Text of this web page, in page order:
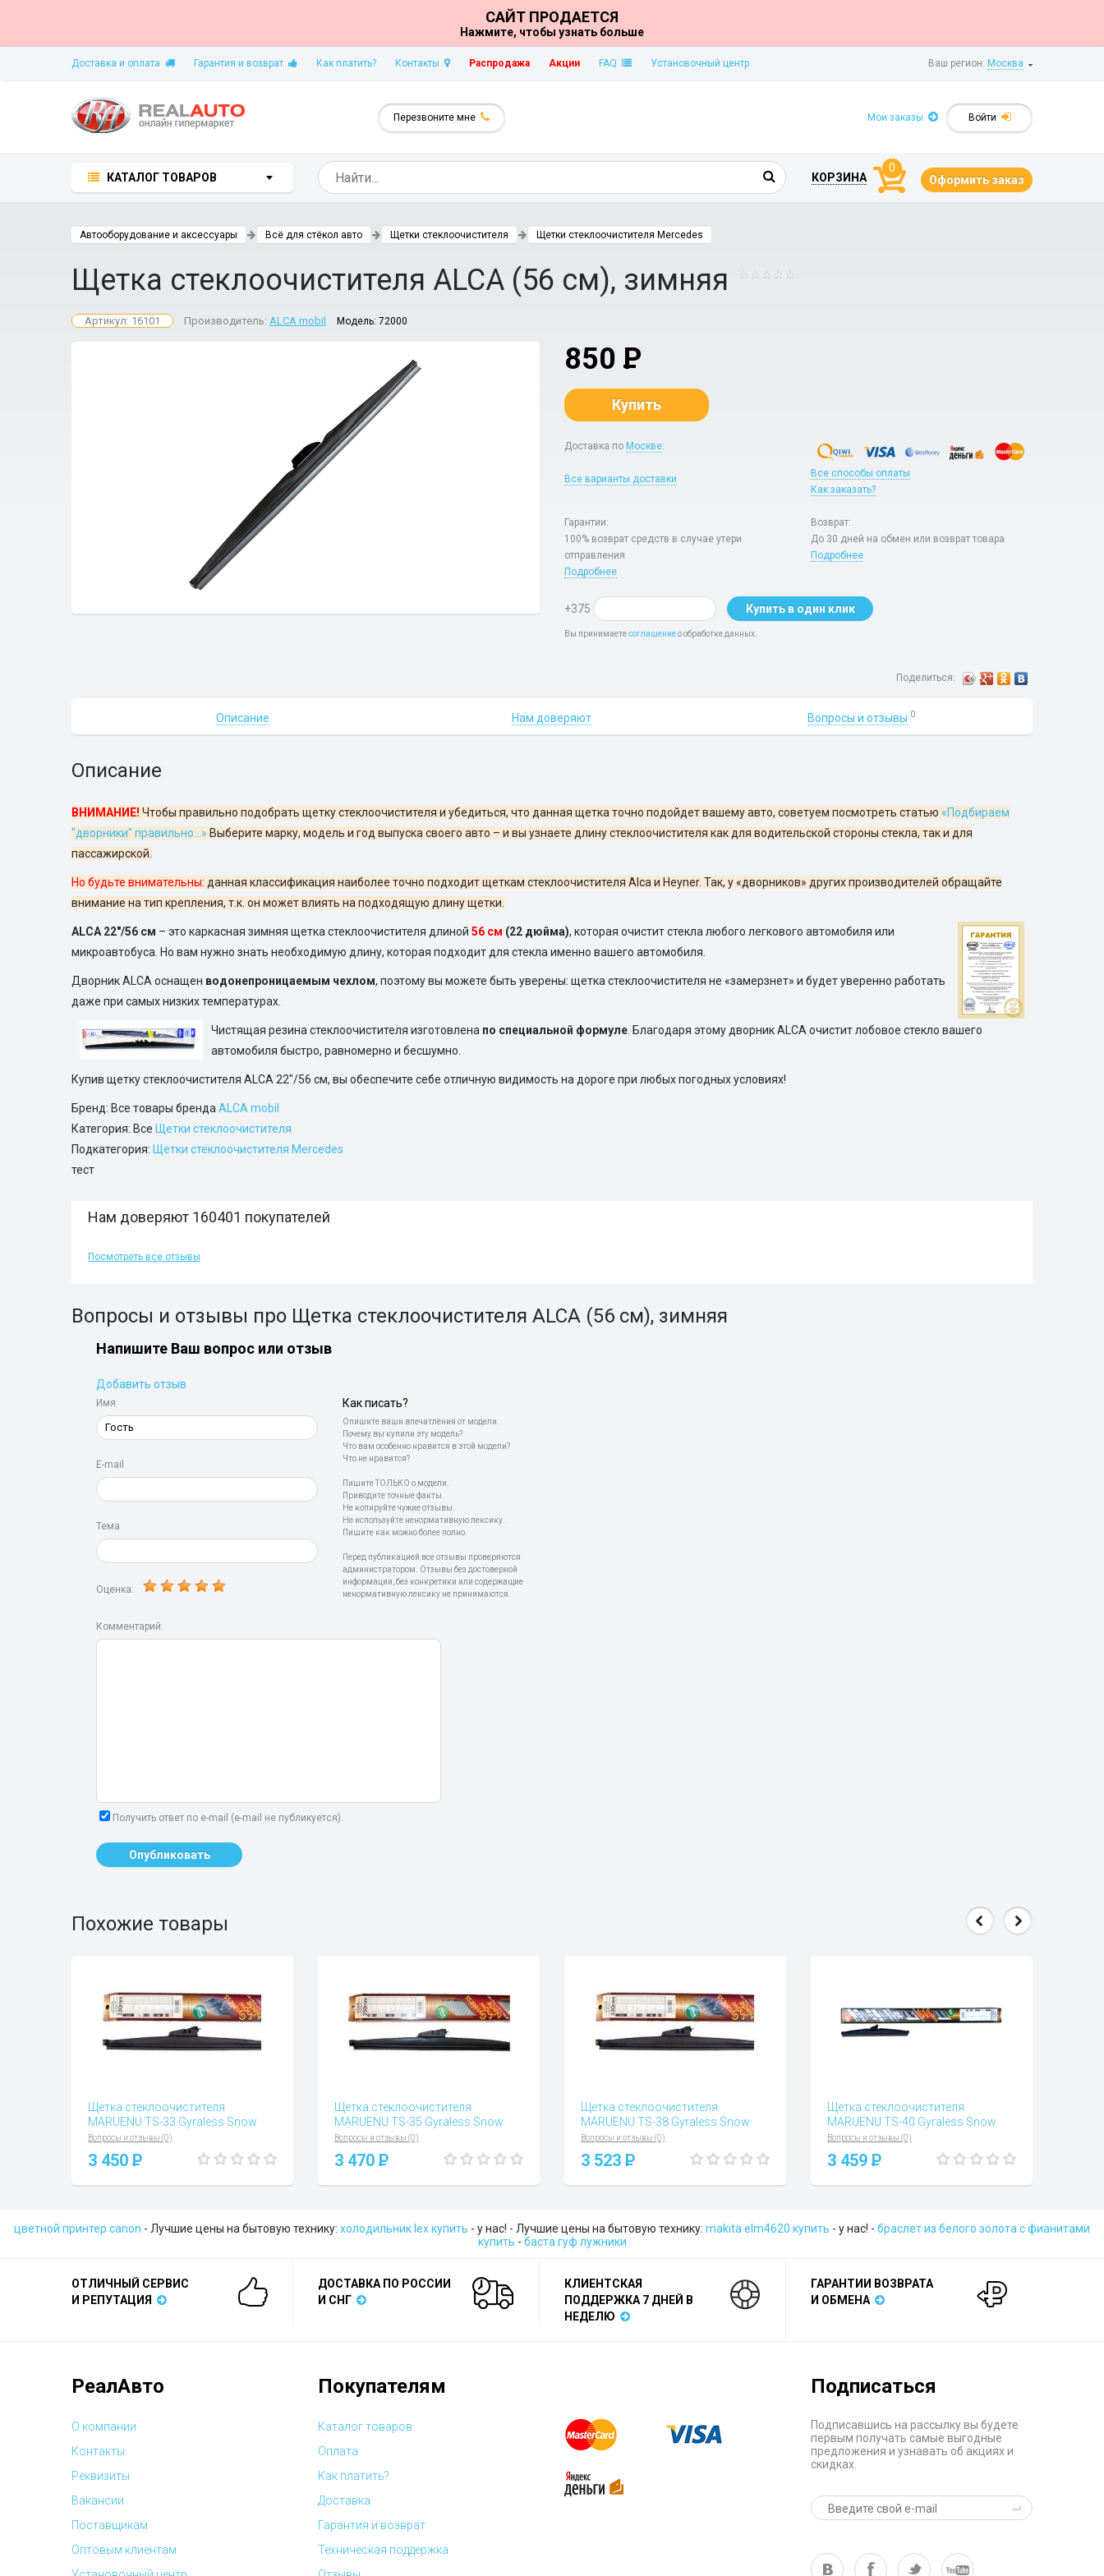
САЙТ ПРОДАЕТСЯ
Нажмите, чтобы узнать больше
Ваш регион: Москва
Доставка и оплата Гарантия и возврат Как платить? Контакты Распродажа Акции FAQ Установочный центр
Перезвоните мне Войти
Мои заказы
КАТАЛОГ ТОВАРОВ КОРЗИНА
0
Оформить заказ
Автооборудование и аксессуары Всё для стёкол авто Щетки стеклоочистителя Щетки стеклоочистителя Mercedes
Щетка стеклоочистителя ALCA (56 см), зимняя
Артикул: 16101 Производитель: ALCA mobil Модель: 72000
850 P
Купить
Доставка по Москве:
Все варианты доставки
Все способы оплаты
Как заказать?
Гарантии:
100% возврат средств в случае утери
отправления
Подробнее
Возврат:
До 30 дней на обмен или возврат товара
Подробнее
+375 Купить в один клик
Вы принимаетесоглашениео обработке данных.
Поделиться:
Описание Нам доверяют Вопросы и отзывы 0
Описание
ВНИМАНИЕ! Чтобы правильно подобрать щетку стеклоочистителя и убедиться, что данная щетка точно подойдет вашему авто, советуем посмотреть статью «Подбираем
"дворники" правильно...» Выберите марку, модель и год выпуска своего авто – и вы узнаете длину стеклоочистителя как для водительской стороны стекла, так и для
пассажирской.
Но будьте внимательны: данная классификация наиболее точно подходит щеткам стеклоочистителя Alca и Heyner. Так, у «дворников» других производителей обращайте
внимание на тип крепления, т.к. он может влиять на подходящую длину щетки.
ALCA 22"/56 см – это каркасная зимняя щетка стеклоочистителя длиной 56 см (22 дюйма), которая очистит стекла любого легкового автомобиля или
микроавтобуса. Но вам нужно знать необходимую длину, которая подходит для стекла именно вашего автомобиля.
Дворник ALCA оснащен водонепроницаемым чехлом, поэтому вы можете быть уверены: щетка стеклоочистителя не «замерзнет» и будет уверенно работать
даже при самых низких температурах.
Чистящая резина стеклоочистителя изготовлена по специальной формуле . Благодаря этому дворник ALCA очистит лобовое стекло вашего
автомобиля быстро, равномерно и бесшумно.
Купив щетку стеклоочистителя ALCA 22"/56 см, вы обеспечите себе отличную видимость на дороге при любых погодных условиях!
Бренд: Все товары бренда ALCA mobil
Категория: Все
Щетки стеклоочистителя
Подкатегория:
Щетки стеклоочистителя Mercedes
тест
Нам доверяют 160401 покупателей
Посмотреть все отзывы
Вопросы и отзывы про Щетка стеклоочистителя ALCA (56 см), зимняя
Напишите Ваш вопрос или отзыв
Добавить отзыв
Имя
E-mail
Тема
Оценка:
Как писать?
Опишите ваши впечатления от модели.
Почему вы купили эту модель?
Что вам особенно нравится в этой модели?
Что не нравится?
Пишите ТОЛЬКО о модели.
Приводите точные факты.
Не копируйте чужие отзывы.
Не используйте ненормативную лексику.
Пишите как можно более полно.
Перед публикацией все отзывы проверяются
администратором. Отзывы без достоверной
информации, без конкретики или содержащие
ненормативную лексику не принимаются.
Комментарий:
Получить ответ по e-mail (e-mail не публикуется).
Опубликовать
Похожие товары
Щетка стеклоочистителя
MARUENU TS-33 Gyraless Snow
Вопросы и отзывы (0)
3 450 P
Щетка стеклоочистителя
MARUENU TS-35 Gyraless Snow
Вопросы и отзывы (0)
3 470 P
Щетка стеклоочистителя
MARUENU TS-38 Gyraless Snow
Вопросы и отзывы (0)
3 523 P
Щетка стеклоочистителя
MARUENU TS-40 Gyraless Snow
Вопросы и отзывы (0)
3 459 P
цветной принтер canon - Лучшие цены на бытовую технику: холодильник lex купить - у нас! - Лучшие цены на бытовую технику: makita elm4620 купить - у нас! - браслет из белого золота с фианитами
купить - баста гуф лужники
ОТЛИЧНЫЙ СЕРВИС
И РЕПУТАЦИЯ
ДОСТАВКА ПО РОССИИ
И СНГ
КЛИЕНТСКАЯ
ПОДДЕРЖКА 7 ДНЕЙ В
НЕДЕЛЮ
ГАРАНТИИ ВОЗВРАТА
И ОБМЕНА
РеалАвто
О компании
Контакты
Реквизиты
Вакансии
Поставщикам
Оптовым клиентам
Покупателям
Каталог товаров
Оплата
Как платить?
Доставка
Гарантия и возврат
Техническая поддержка
Подписаться
Подписавшись на рассылку вы будете
первым получать самые выгодные
предложения и узнавать об акциях и
скидках.